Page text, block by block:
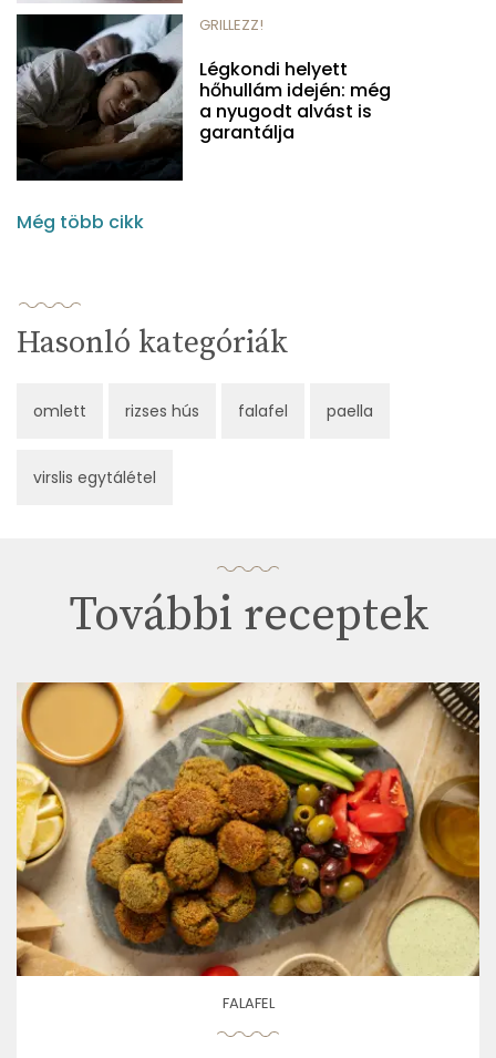
GRILLEZZ!
Légkondi helyett
hőhullám idején: még
a nyugodt alvást is
garantálja
Még több cikk
Hasonló kategóriák
omlett rizses hús falafel paella
virslis egytálétel
További receptek
FALAFEL